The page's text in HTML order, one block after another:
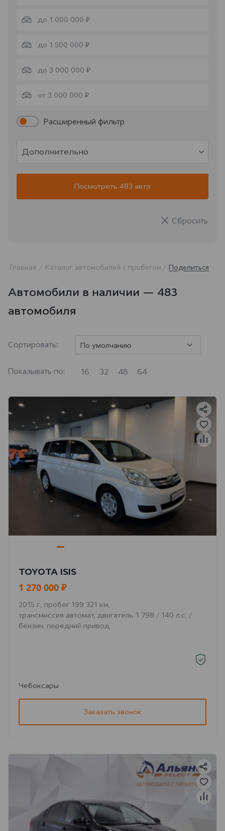
до 1 000 000 ₽
до 1 500 000 ₽
до 3 000 000 ₽
от 3 000 000 ₽
Расширенный фильтр
Дополнительно
Сбросить
Посмотреть 483 авто
Главная Каталог автомобилей с пробегом Поделиться
Автомобили в наличии — 483
автомобиля
Сортировать: По умолчанию
Показывать по: 16 32 48 64
TOYOTA ISIS
1 270 000 ₽
2015 г., пробег 199 321 км,
трансмиссия автомат, двигатель 1 798 / 140 л.с. /
бензин, передний привод
Чебоксары
Заказать звонок